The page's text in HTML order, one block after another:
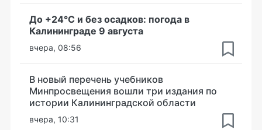
До +24°С и без осадков: погода в
Калининграде 9 августа
вчера, 08:56
В новый перечень учебников
Минпросвещения вошли три издания по
истории Калининградской области
вчера, 10:31